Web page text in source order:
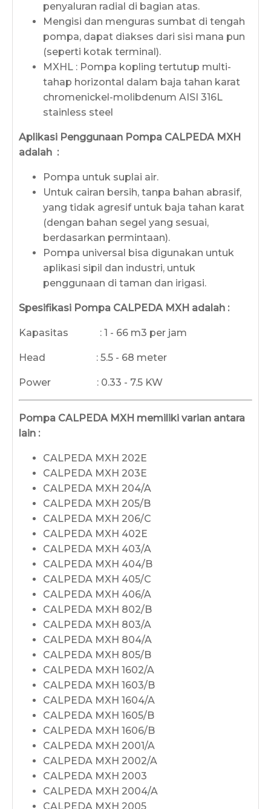
penyaluran radial di bagian atas.
Mengisi dan menguras sumbat di tengah
pompa, dapat diakses dari sisi mana pun
(seperti kotak terminal).
MXHL : Pompa kopling tertutup multi-
tahap horizontal dalam baja tahan karat
chromenickel-molibdenum AISI 316L
stainless steel
Aplikasi Penggunaan Pompa CALPEDA MXH
adalah :
Pompa untuk suplai air.
Untuk cairan bersih, tanpa bahan abrasif,
yang tidak agresif untuk baja tahan karat
(dengan bahan segel yang sesuai,
berdasarkan permintaan).
Pompa universal bisa digunakan untuk
aplikasi sipil dan industri, untuk
penggunaan di taman dan irigasi.
Spesifikasi Pompa CALPEDA MXH adalah :
Kapasitas : 1 - 66 m3 per jam
Head : 5.5 - 68 meter
Power : 0.33 - 7.5 KW
Pompa CALPEDAMXH memiliki varian antara
lain :
CALPEDA MXH 202E
CALPEDA MXH 203E
CALPEDA MXH 204/A
CALPEDA MXH 205/B
CALPEDA MXH 206/C
CALPEDA MXH 402E
CALPEDA MXH 403/A
CALPEDA MXH 404/B
CALPEDA MXH 405/C
CALPEDA MXH 406/A
CALPEDA MXH 802/B
CALPEDA MXH 803/A
CALPEDA MXH 804/A
CALPEDA MXH 805/B
CALPEDA MXH 1602/A
CALPEDA MXH 1603/B
CALPEDA MXH 1604/A
CALPEDA MXH 1605/B
CALPEDA MXH 1606/B
CALPEDA MXH 2001/A
CALPEDA MXH 2002/A
CALPEDA MXH 2003
CALPEDA MXH 2004/A
CALPEDA MXH 2005